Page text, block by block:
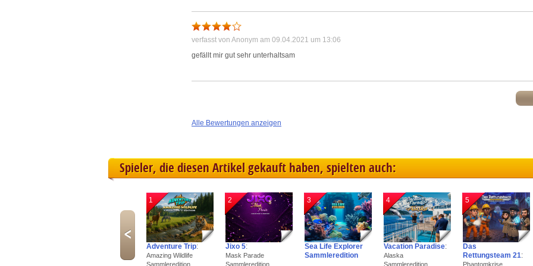
verfasst von Anonym am 09.04.2021 um 13:06
gefällt mir gut sehr unterhaltsam
Alle Bewertungen anzeigen
Spieler, die diesen Artikel gekauft haben, spielten auch:
1
Adventure Trip:
Amazing Wildlife
Sammleredition
2
Jixo 5:
Mask Parade
Sammleredition
3
Sea Life Explorer
Sammleredition
4
Vacation Paradise:
Alaska
Sammleredition
5
Das
Rettungsteam 21:
Phantomkrise